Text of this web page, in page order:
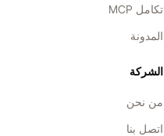
تكامل MCP
المدونة
الشركة
من نحن
اتصل بنا